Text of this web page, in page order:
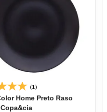
(1)
Home Preto Raso